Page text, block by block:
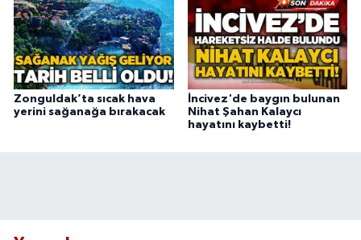
Zonguldak’ta sıcak hava
yerini sağanağa bırakacak
İncivez'de baygın bulunan
Nihat Şahan Kalaycı
hayatını kaybetti!